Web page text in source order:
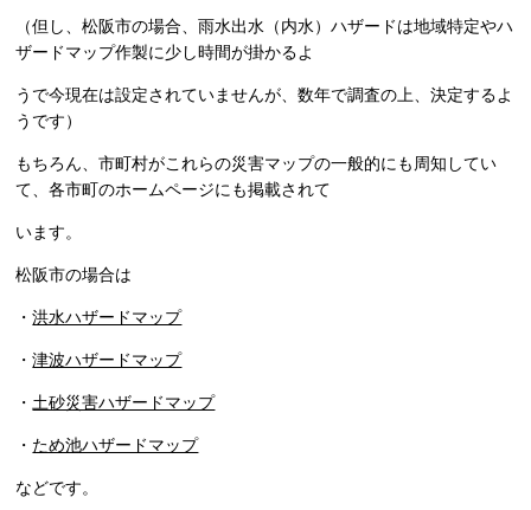
（但し、松阪市の場合、雨水出水（内水）ハザードは地域特定やハ
ザードマップ作製に少し時間が掛かるよ
うで今現在は設定されていませんが、数年で調査の上、決定するよ
うです）
もちろん、市町村がこれらの災害マップの一般的にも周知してい
て、各市町のホームページにも掲載されて
います。
松阪市の場合は
・洪水ハザードマップ
・津波ハザードマップ
・ 土砂災害ハザードマップ
・ ため池ハザードマップ
などです。